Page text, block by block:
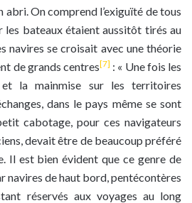
abri. On comprend l’exiguïté de tous
les bateaux étaient aussitôt tirés au
navires se croisait avec une théorie
de grands centres[7] : « Une fois les
la mainmise sur les territoires
dans le pays même se sont
cabotage, pour ces navigateurs
devait être de beaucoup préféré
Il est bien évident que ce genre de
navires de haut bord, pentécontères
réservés aux voyages au long